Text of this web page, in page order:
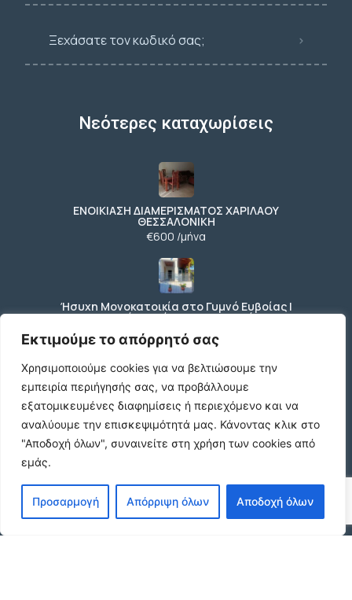
Εκτιμούμε το απόρρητό σας
Χρησιμοποιούμε cookies για να βελτιώσουμε την
εμπειρία περιήγησής σας, να προβάλλουμε
εξατομικευμένες διαφημίσεις ή περιεχόμενο και να
αναλύουμε την επισκεψιμότητά μας. Κάνοντας κλικ στο
"Αποδοχή όλων", συναινείτε στη χρήση των cookies από
εμάς.
Προσαρμογή Απόρριψη όλων Αποδοχή όλων
Ξεχάσατε τον κωδικό σας;
Νεότερες καταχωρίσεις
ΕΝΟΙΚΙΑΣΗ ΔΙΑΜΕΡΙΣΜΑΤΟΣ ΧΑΡΙΛΑΟΥ
ΘΕΣΣΑΛΟΝΙΚΗ
€600 /μήνα
Ήσυχη Μονοκατοικία στο Γυμνό Ευβοίας |
Κοντά σε Θάλασσα & Βουνό
€52 /μήνα
ΕΝΟΙΚΙΑΣΗ ΔΙΑΜΕΡΙΣΜΑΤΟΣ ΧΑΡΙΛΑΟΥ
ΘΕΣΣΑΛΟΝΙΚΗ
€600 /μήνα
Κωδικος ακινητου Μ480 καταστημα στον
Ευοσμο